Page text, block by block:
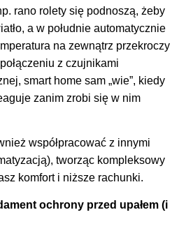
rano rolety się podnoszą, żeby
a w południe automatycznie
na zewnątrz przekroczy
z czujnikami
smart home sam „wie”, kiedy
zanim zrobi się w nim
współpracować z innymi
tworząc kompleksowy
komfort i niższe rachunki.
ochrony przed upałem (i